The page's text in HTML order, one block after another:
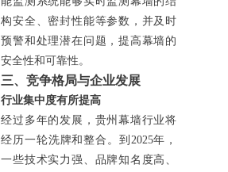
构安全、密封性能等参数，并及时
预警和处理潜在问题，提高幕墙的
安全性和可靠性。
三、竞争格局与企业发展
行业集中度有所提高
经过多年的发展，贵州幕墙行业将
经历一轮洗牌和整合。到2025年，
一些技术实力强、品牌知名度高、